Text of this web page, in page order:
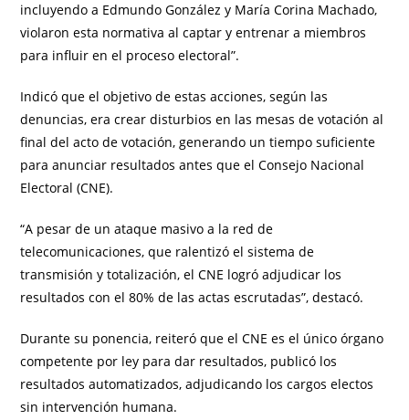
incluyendo a Edmundo González y María Corina Machado,
violaron esta normativa al captar y entrenar a miembros
para influir en el proceso electoral”.
Indicó que el objetivo de estas acciones, según las
denuncias, era crear disturbios en las mesas de votación al
final del acto de votación, generando un tiempo suficiente
para anunciar resultados antes que el Consejo Nacional
Electoral (CNE).
“A pesar de un ataque masivo a la red de
telecomunicaciones, que ralentizó el sistema de
transmisión y totalización, el CNE logró adjudicar los
resultados con el 80% de las actas escrutadas”, destacó.
Durante su ponencia, reiteró que el CNE es el único órgano
competente por ley para dar resultados, publicó los
resultados automatizados, adjudicando los cargos electos
sin intervención humana.